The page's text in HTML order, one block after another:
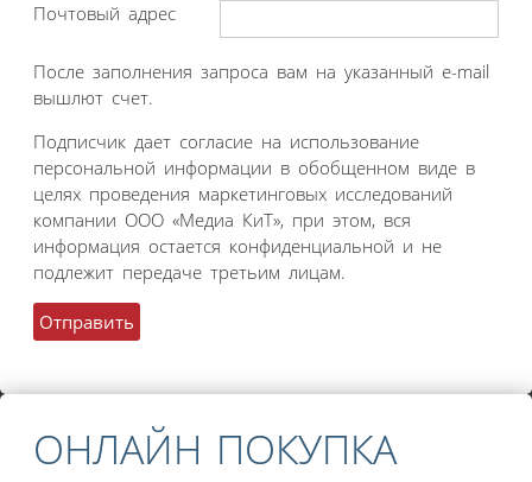
Почтовый адрес
После заполнения запроса вам на указанный e-mail
вышлют счет.
Подписчик дает согласие на использование
персональной информации в обобщенном виде в
целях проведения маркетинговых исследований
компании ООО «Медиа КиТ», при этом, вся
информация остается конфиденциальной и не
подлежит передаче третьим лицам.
ОНЛАЙН ПОКУПКА